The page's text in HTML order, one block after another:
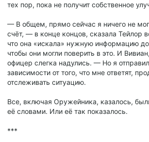
тех пор, пока не получит собственное
— В общем, прямо сейчас я ничего не
счёт, — в конце концов, сказала Тейлор
что она «искала» нужную информацию
чтобы они могли поверить в это. И
офицер слегка надулись. — Но я
зависимости от того, что мне ответят,
отслеживать ситуацию.
Все, включая Оружейника, казалось,
её словами. Или её так показалось.
***